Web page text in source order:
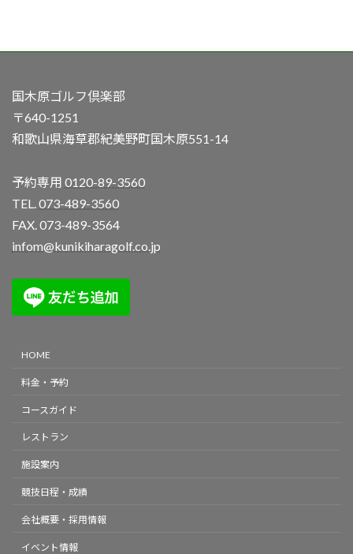
国木原ゴルフ倶楽部
〒640-1251
和歌山県海草郡紀美野町国木原551-14
予約専用 0120-89-3560
TEL.073-489-3560
FAX. 073-489-3564
infom@kunikiharagolf.co.jp
HOME
料金・予約
コースガイド
レストラン
施設案内
競技日程・成績
会社概要・採用情報
イベント情報